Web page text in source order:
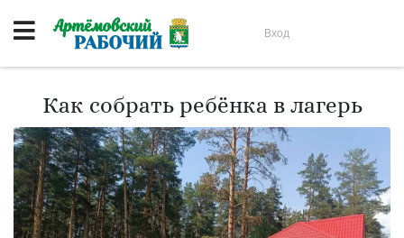
Вход
Как собрать ребёнка в лагерь